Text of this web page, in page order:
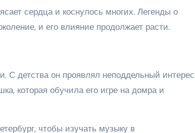
сердца и коснулось многих. Легенды о
и его влияние продолжает расти.
С детства он проявлял неподдельный интерес
которая обучила его игре на домра и
чтобы изучать музыку в